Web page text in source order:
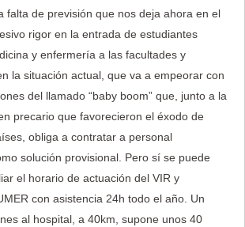
falta de previsión que nos deja ahora en el
rigor en la entrada de estudiantes
y enfermería a las facultades y
la situación actual, que va a empeorar con
del llamado “baby boom” que, junto a la
precario que favorecieron el éxodo de
obliga a contratar a personal
solución provisional. Pero sí se puede
el horario de actuación del VIR y
con asistencia 24h todo el año. Un
al hospital, a 40km, supone unos 40